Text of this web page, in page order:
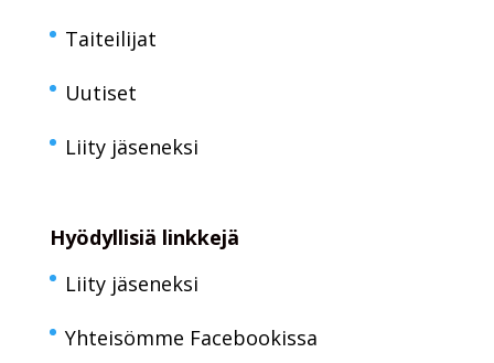
Taiteilijat
Uutiset
Liity jäseneksi
Hyödyllisiä linkkejä
Liity jäseneksi
Yhteisömme Facebookissa